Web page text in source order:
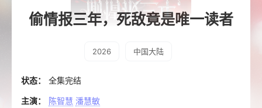
偷情报三年，死敌竟是唯一读者
2026 中国大陆
状态： 全集完结
主演： 陈智慧 潘慧敏